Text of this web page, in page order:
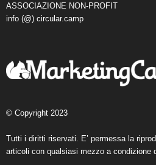
ASSOCIAZIONE NON-PROFIT
info (@) circular.camp
© Copyright 2023
Tutti i diritti riservati. E’ permessa la
articoli con qualsiasi mezzo a condizione